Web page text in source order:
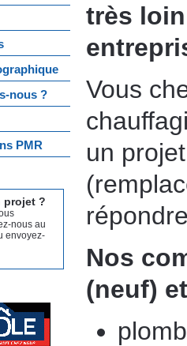
nous ?
PMR
projet ?
nous au
envoyez-
très
Vous
un
Nos
(neuf)